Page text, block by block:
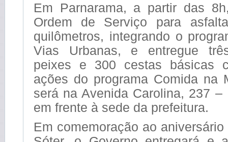
Em Parnarama, a partir das
Ordem de Serviço para
quilômetros, integrando o
Vias Urbanas, e entregue
peixes e 300 cestas básicas
ações do programa Comida na
será na Avenida Carolina, 237 –
em frente à sede da prefeitura.
Em comemoração ao